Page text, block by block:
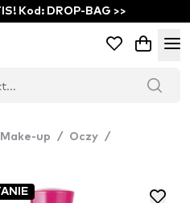
Kod: DROP-BAG >>
Make-up / Oczy /